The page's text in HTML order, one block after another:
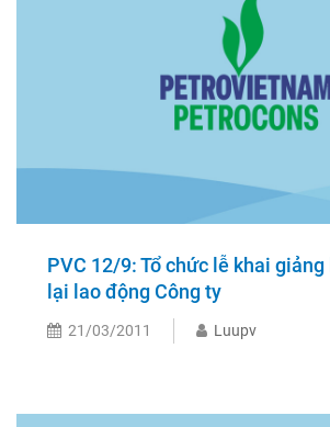
PVC 12/9: Tổ chức lễ khai
lại lao động Công ty
21/03/2011 Luupv